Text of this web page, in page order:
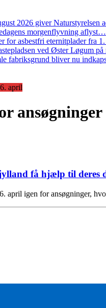
2026 giver Naturstyrelsen
morgenflyvning aflyst…
for asbestfri eternitplader fra
ved Øster Løgum på
fabriksgrund bliver nu
april
få hjælp til deres
igen for ansøgninger,